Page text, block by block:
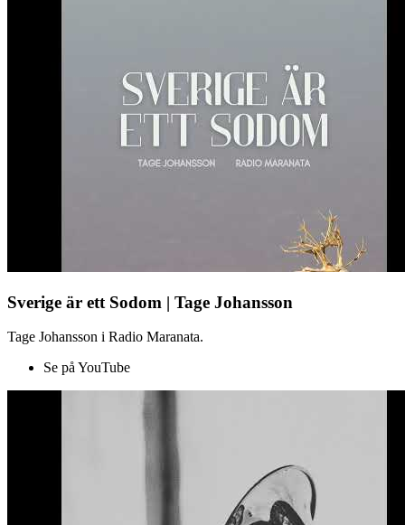
Sverige är ett Sodom | Tage Johansson
Tage Johansson i Radio Maranata.
Se på YouTube